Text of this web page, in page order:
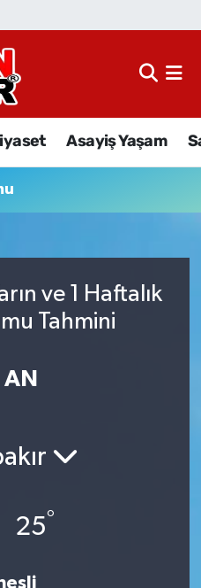
Asayiş Yaşam
ve 1 Haftalık
Tahmini
25°